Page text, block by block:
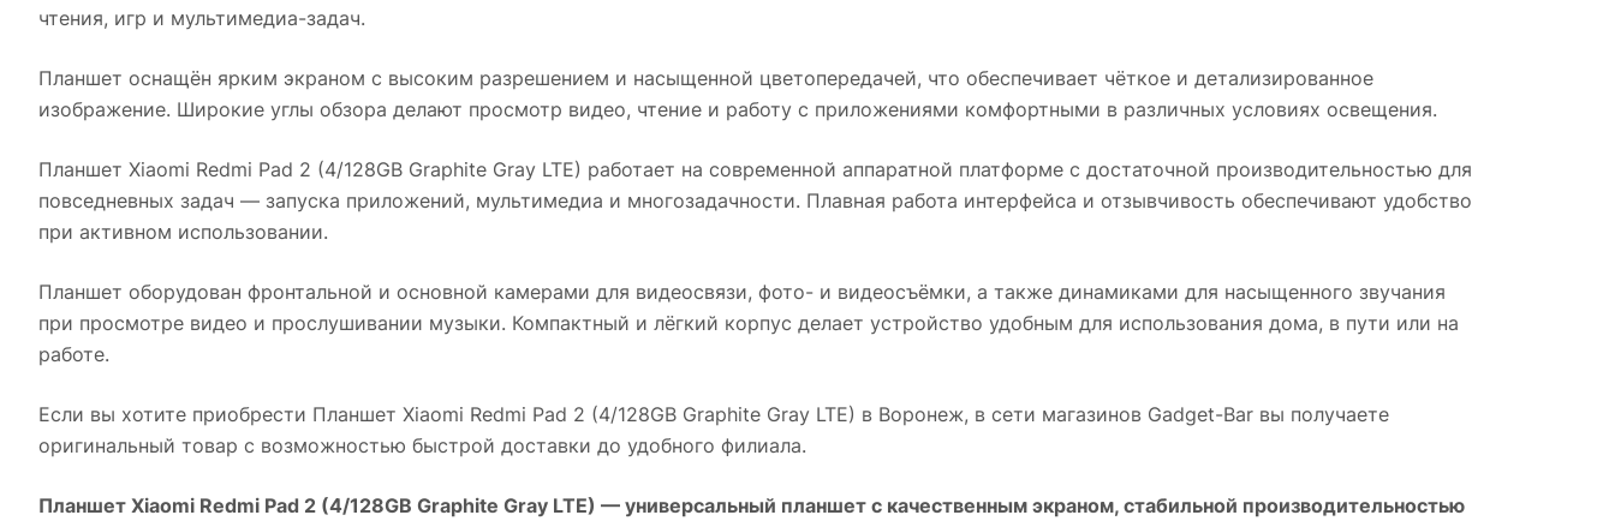
чтения, игр и мультимедиа-задач.
Планшет оснащён ярким экраном с высоким разрешением и насыщенной цветопередачей, что обеспечивает чёткое и детализированное
изображение. Широкие углы обзора делают просмотр видео, чтение и работу с приложениями комфортными в различных условиях освещения.
Планшет Xiaomi Redmi Pad 2 (4/128GB Graphite Gray LTE) работает на современной аппаратной платформе с достаточной производительностью для
повседневных задач — запуска приложений, мультимедиа и многозадачности. Плавная работа интерфейса и отзывчивость обеспечивают удобство
при активном использовании.
Планшет оборудован фронтальной и основной камерами для видеосвязи, фото- и видеосъёмки, а также динамиками для насыщенного звучания
при просмотре видео и прослушивании музыки. Компактный и лёгкий корпус делает устройство удобным для использования дома, в пути или на
работе.
Если вы хотите приобрести Планшет Xiaomi Redmi Pad 2 (4/128GB Graphite Gray LTE) в Воронеж, в сети магазинов Gadget-Bar вы получаете
оригинальный товар с возможностью быстрой доставки до удобного филиала.
Планшет Xiaomi Redmi Pad 2 (4/128GB Graphite Gray LTE) — универсальный планшет с качественным экраном, стабильной производительностью